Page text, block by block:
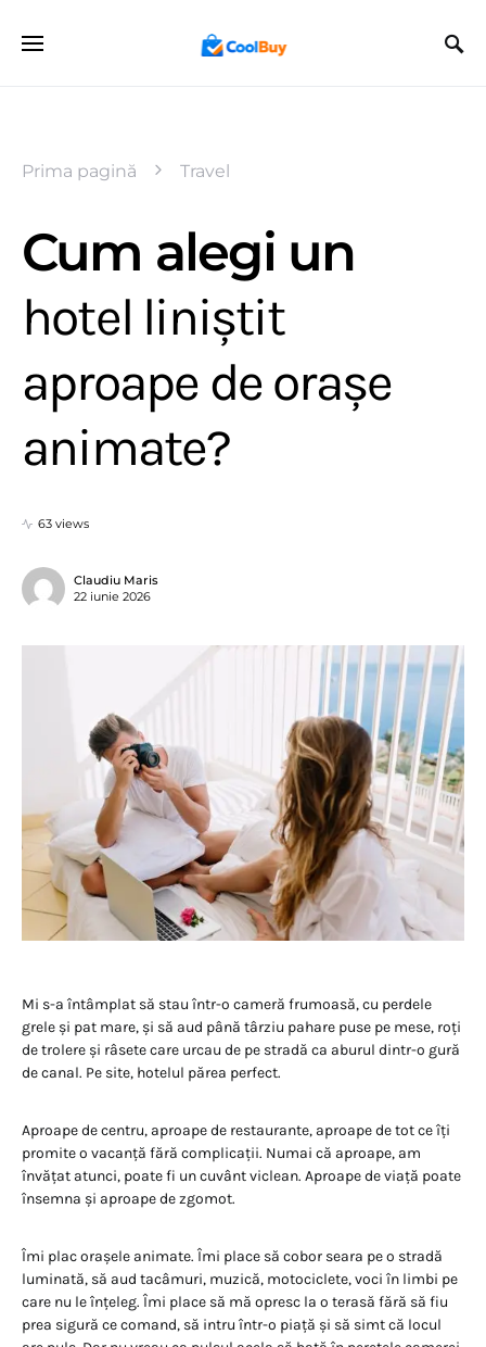
Prima pagină Travel
Cum alegi un
hotel liniștit
aproape de orașe
animate?
63 views
Claudiu Maris
22 iunie 2026
Mi s-a întâmplat să stau într-o cameră frumoasă, cu perdele
grele și pat mare, și să aud până târziu pahare puse pe mese, roți
de trolere și râsete care urcau de pe stradă ca aburul dintr-o gură
de canal. Pe site, hotelul părea perfect.
Aproape de centru, aproape de restaurante, aproape de tot ce îți
promite o vacanță fără complicații. Numai că aproape, am
învățat atunci, poate fi un cuvânt viclean. Aproape de viață poate
însemna și aproape de zgomot.
Îmi plac orașele animate. Îmi place să cobor seara pe o stradă
luminată, să aud tacâmuri, muzică, motociclete, voci în limbi pe
care nu le înțeleg. Îmi place să mă opresc la o terasă fără să fiu
prea sigură ce comand, să intru într-o piață și să simt că locul